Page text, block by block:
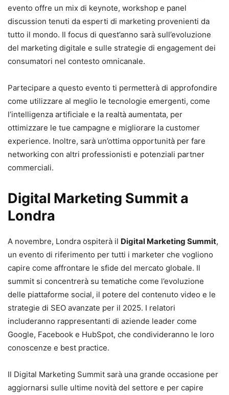
evento offre un mix di keynote, workshop e panel
discussion tenuti da esperti di marketing provenienti da
tutto il mondo. Il focus di quest’anno sarà sull’evoluzione
del marketing digitale e sulle strategie di engagement dei
consumatori nel contesto omnicanale.
Partecipare a questo evento ti permetterà di approfondire
come utilizzare al meglio le tecnologie emergenti, come
l’intelligenza artificiale e la realtà aumentata, per
ottimizzare le tue campagne e migliorare la customer
experience. Inoltre, sarà un’ottima opportunità per fare
networking con altri professionisti e potenziali partner
commerciali.
Digital Marketing Summit a
Londra
A novembre, Londra ospiterà il Digital Marketing Summit,
un evento di riferimento per tutti i marketer che vogliono
capire come affrontare le sfide del mercato globale. Il
summit si concentrerà su tematiche come l’evoluzione
delle piattaforme social, il potere del contenuto video e le
strategie di SEO avanzate per il 2025. I relatori
includeranno rappresentanti di aziende leader come
Google, Facebook e HubSpot, che condivideranno le loro
conoscenze e best practice.
Il Digital Marketing Summit sarà una grande occasione per
aggiornarsi sulle ultime novità del settore e per capire